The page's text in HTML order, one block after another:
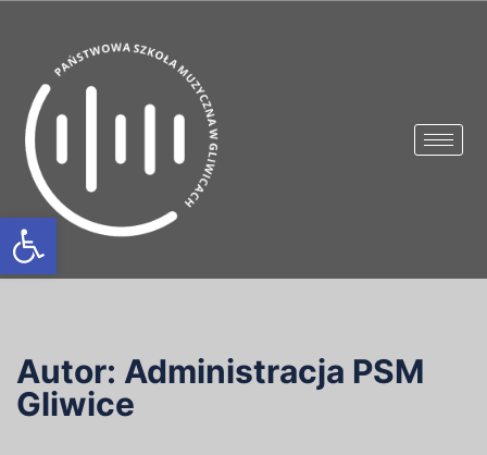
Otwórz pasek narzędzi
Autor: Administracja PSM
Gliwice